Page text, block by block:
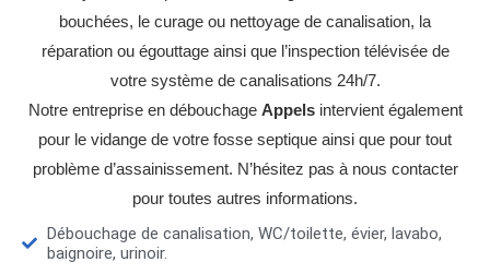
bouchées, le curage ou nettoyage de canalisation, la
réparation ou égouttage ainsi que l’inspection télévisée de
votre système de canalisations 24h/7.
Notre entreprise en débouchage Appelsintervient également
pour le vidange de votre fosse septique ainsi que pour tout
problème d’assainissement. N’hésitez pas à nous contacter
pour toutes autres informations.
Débouchage de canalisation, WC/toilette, évier, lavabo,
baignoire, urinoir.